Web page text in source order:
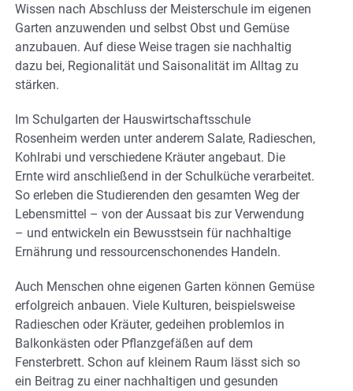
Wissen nach Abschluss der Meisterschule im eigenen
Garten anzuwenden und selbst Obst und Gemüse
anzubauen. Auf diese Weise tragen sie nachhaltig
dazu bei, Regionalität und Saisonalität im Alltag zu
stärken.
Im Schulgarten der Hauswirtschaftsschule
Rosenheim werden unter anderem Salate, Radieschen,
Kohlrabi und verschiedene Kräuter angebaut. Die
Ernte wird anschließend in der Schulküche verarbeitet.
So erleben die Studierenden den gesamten Weg der
Lebensmittel – von der Aussaat bis zur Verwendung
– und entwickeln ein Bewusstsein für nachhaltige
Ernährung und ressourcenschonendes Handeln.
Auch Menschen ohne eigenen Garten können Gemüse
erfolgreich anbauen. Viele Kulturen, beispielsweise
Radieschen oder Kräuter, gedeihen problemlos in
Balkonkästen oder Pflanzgefäßen auf dem
Fensterbrett. Schon auf kleinem Raum lässt sich so
ein Beitrag zu einer nachhaltigen und gesunden